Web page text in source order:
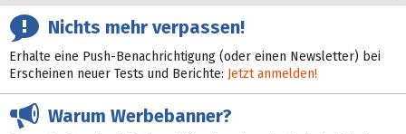
Nichts mehr verpassen!
Erhalte eine Push-Benachrichtigung (oder einen Newsletter) bei
Erscheinen neuer Tests und Berichte: Jetzt anmelden!
Warum Werbebanner?